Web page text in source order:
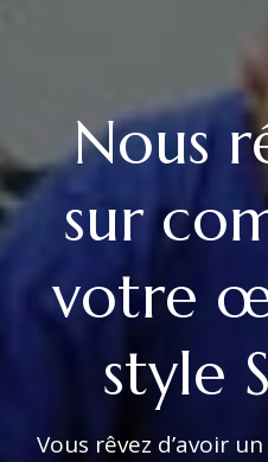
Nous
sur
votre
style
Vous rêvez d’avoir